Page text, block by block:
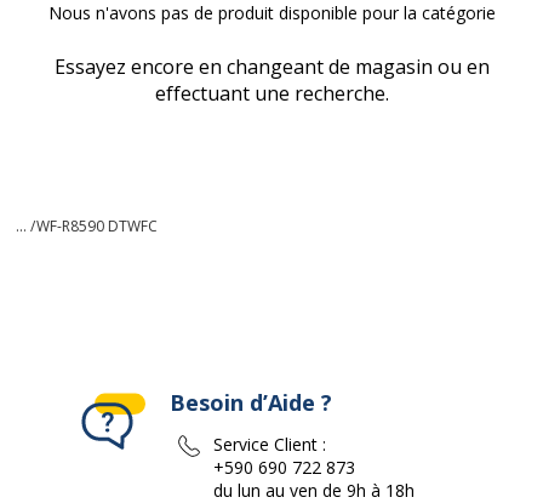
Nous n'avons pas de produit disponible pour la catégorie
Essayez encore en changeant de magasin ou en
effectuant une recherche.
... /WF-R8590 DTWFC
Besoin d’Aide ?
Service Client :
+590 690 722 873
du lun au ven de 9h à 18h